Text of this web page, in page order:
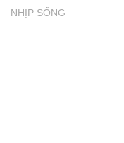
NHỊP SỐNG